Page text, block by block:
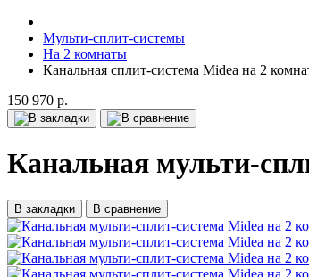
Мульти-сплит-системы
На 2 комнаты
Канальная сплит-система Midea на 2
150 970 р.
Канальная мульти-
В закладки В сравнение